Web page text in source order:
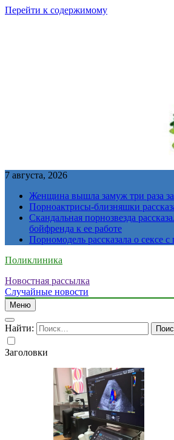
Перейти к содержимому
7 августа, 2026
Женщина вышла замуж три раза за
Порноактрисы-близняшки
Скандальная порнозвезда
бойфренда к ее работе
Порномодель рассказала о сексе
Поликлиника
Новостная рассылка
Случайные новости
Меню
Найти:
Заголовки